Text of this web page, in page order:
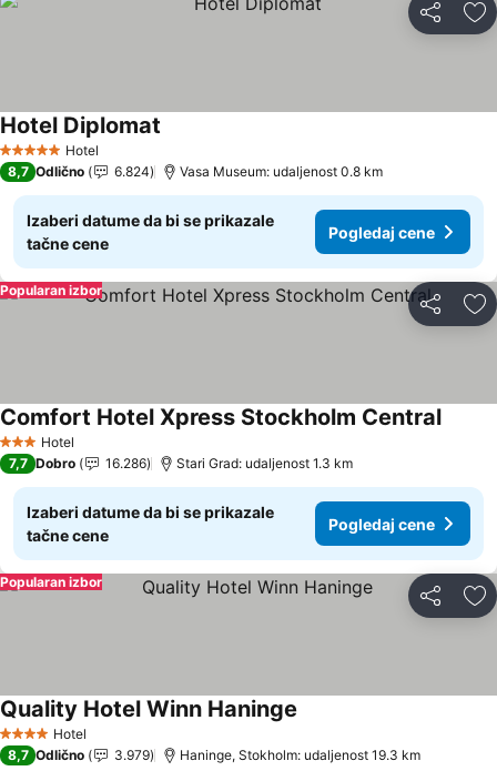
Deli
5 ZvezdiceHotel
Hotel Diplomat
8,7 Odlično 6.824 Vasa Museum: udaljenost 0.8 km
Izaberi datume da bi se prikazale
tačne cene
Pogledaj cene
Deli
Popularan izbor
3 Zvezdice
Hotel
Comfort Hotel Xpress Stockholm Central
7,7 Dobro 16.286 Stari Grad: udaljenost 1.3 km
Izaberi datume da bi se prikazale
tačne cene
Pogledaj cene
Deli
Popularan izbor
4 ZvezdiceHotel
Quality Hotel Winn Haninge
8,7 Odlično 3.979 Haninge, Stokholm: udaljenost 19.3 km